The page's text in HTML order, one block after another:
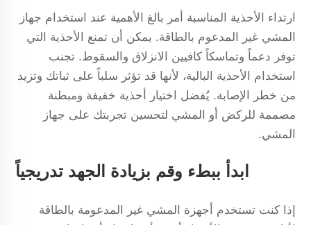
ارتداء الأحذية المناسبة أمر بالغ الأهمية عند استخدام جهاز
المشي غير المدعوم بالطاقة. يمكن أن تمنع الأحذية التي
توفر دعماً وتماسكاً كافيين الانزلاق والسقوط. تجنب
استخدام الأحذية البالية، لأنها قد تؤثر سلباً على ثباتك وتزيد
من خطر الإصابة. يُفضل اختيار أحذية خفيفة ومبطنة
مصممة للركض أو المشي لتحسين تجربتك على جهاز
المشي.
ابدأ ببطء وقم بزيادة الجهد تدريجياً
إذا كنت تستخدم أجهزة المشي غير المدعومة بالطاقة